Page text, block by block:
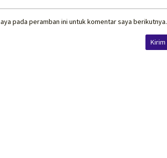
pada peramban ini untuk komentar saya berikutnya.